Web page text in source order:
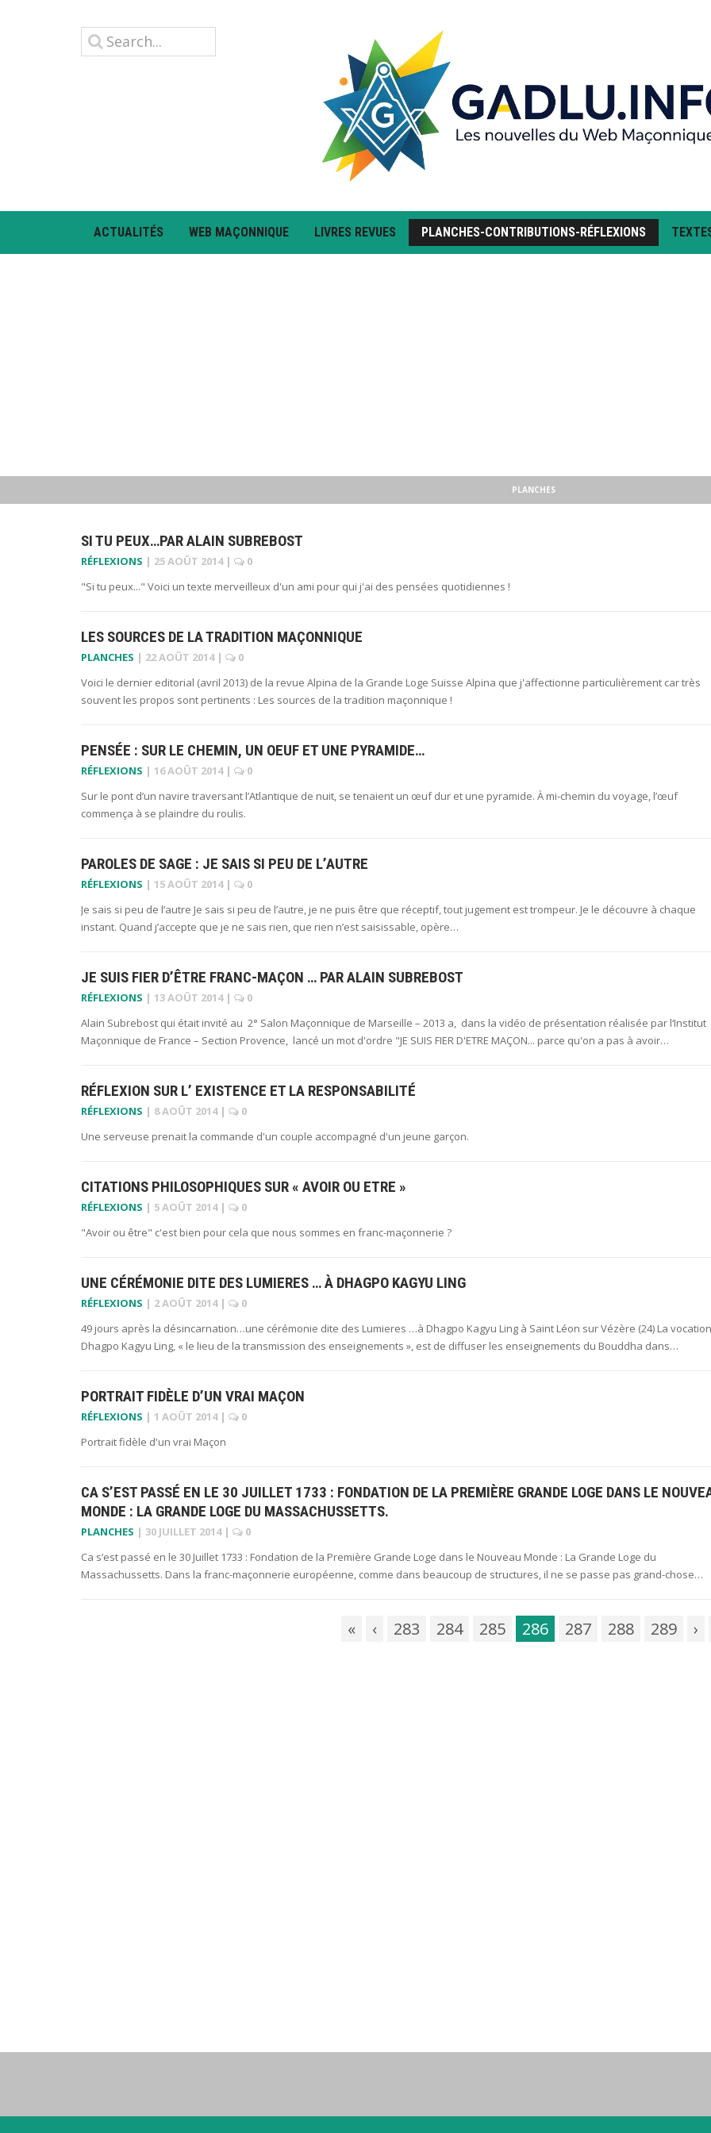
ACTUALITÉS WEB MAÇONNIQUE LIVRES REVUES PLANCHES-CONTRIBUTIONS-RÉFLEXIONS
PLANCHES
SI TU PEUX…PAR ALAIN SUBREBOST
RÉFLEXIONS | 25 AOÛT 2014 |
0
"Si tu peux..." Voici un texte merveilleux d'un ami pour qui j'ai des pensées quotidiennes !
LES SOURCES DE LA TRADITION MAÇONNIQUE
PLANCHES | 22 AOÛT 2014 |
0
Voici le dernier editorial (avril 2013) de la revue Alpina de la Grande Loge Suisse Alpina que j'affectionne particulièrement car très
souvent les propos sont pertinents : Les sources de la tradition maçonnique !
PENSÉE : SUR LE CHEMIN, UN OEUF ET UNE PYRAMIDE…
RÉFLEXIONS | 16 AOÛT 2014 |
0
Sur le pont d’un navire traversant l’Atlantique de nuit, se tenaient un œuf dur et une pyramide. À mi-chemin du voyage, l’œuf
commença à se plaindre du roulis.
PAROLES DE SAGE : JE SAIS SI PEU DE L’AUTRE
RÉFLEXIONS | 15 AOÛT 2014 |
0
Je sais si peu de l’autre Je sais si peu de l’autre, je ne puis être que réceptif, tout jugement est trompeur. Je le découvre à chaque
instant. Quand j’accepte que je ne sais rien, que rien n’est saisissable, opère…
JE SUIS FIER D’ÊTRE FRANC-MAÇON … PAR ALAIN SUBREBOST
RÉFLEXIONS | 13 AOÛT 2014 |
0
Alain Subrebost qui était invité au 2° Salon Maçonnique de Marseille – 2013 a, dans la vidéo de présentation réalisée par l‘Institut
Maçonnique de France – Section Provence, lancé un mot d'ordre "JE SUIS FIER D'ETRE MAÇON... parce qu'on a pas à avoir…
RÉFLEXION SUR L’ EXISTENCE ET LA RESPONSABILITÉ
RÉFLEXIONS | 8 AOÛT 2014 |
0
Une serveuse prenait la commande d'un couple accompagné d'un jeune garçon.
CITATIONS PHILOSOPHIQUES SUR « AVOIR OU ETRE »
RÉFLEXIONS | 5 AOÛT 2014 |
0
"Avoir ou être" c'est bien pour cela que nous sommes en franc-maçonnerie ?
UNE CÉRÉMONIE DITE DES LUMIERES … À DHAGPO KAGYU LING
RÉFLEXIONS | 2 AOÛT 2014 |
0
49 jours après la désincarnation…une cérémonie dite des Lumieres …à Dhagpo Kagyu Ling à Saint Léon sur Vézère (24) La
Dhagpo Kagyu Ling, « le lieu de la transmission des enseignements », est de diffuser les enseignements du Bouddha dans…
PORTRAIT FIDÈLE D’UN VRAI MAÇON
RÉFLEXIONS | 1 AOÛT 2014 |
0
Portrait fidèle d'un vrai Maçon
CA S’EST PASSÉ EN LE 30 JUILLET 1733 : FONDATION DE LA PREMIÈRE GRANDE LOGE DANS LE
MONDE : LA GRANDE LOGE DU MASSACHUSSETTS.
PLANCHES | 30 JUILLET 2014 |
0
Ca s’est passé en le 30 Juillet 1733 : Fondation de la Première Grande Loge dans le Nouveau Monde : La Grande Loge du
Massachussetts. Dans la franc-maçonnerie européenne, comme dans beaucoup de structures, il ne se passe pas grand-chose…
« ‹ 283 284 285 286 287 288 289 ›